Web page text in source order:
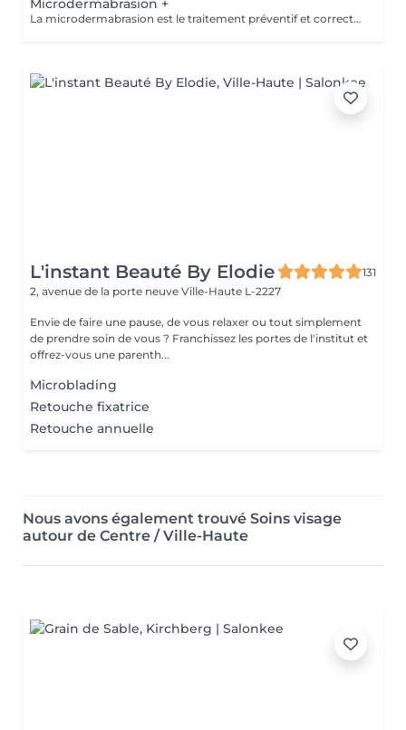
Microdermabrasion +
La microdermabrasion est le traitement préventif et correctif par excellence. Elle stimule la régénération cellulaire et la production de cellules jeunes. À l'aide soit d'un jet de microcristaux projetés sur la peau soit d'une tête diamantée, la microdermabrasion enlève toutes les cellules mortes. Dès le premier traitement, la peau est plus éclatante, plus douce et visiblement exfoliée.
L'instant Beauté By Elodie
131
2, avenue de la porte neuve Ville-Haute L-2227
Envie de faire une pause, de vous relaxer ou tout simplement
de prendre soin de vous ? Franchissez les portes de l'institut et
offrez-vous une parenth...
Microblading
Retouche fixatrice
Retouche annuelle
Nous avons également trouvé Soins visage
autour de Centre / Ville-Haute